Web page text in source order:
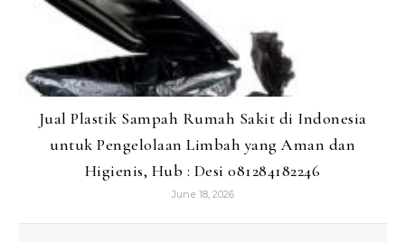
Jual Plastik Sampah Rumah Sakit di Indonesia
untuk Pengelolaan Limbah yang Aman dan
Higienis, Hub : Desi 081284182246
June 18, 2026